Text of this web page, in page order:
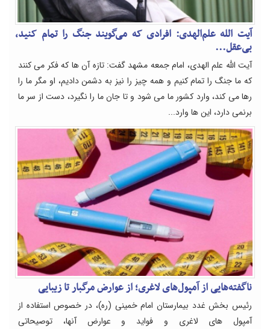
آیت الله علم‌الهدی: افرادی که می‌گویند جنگ را تمام کنید،
بی‌عقل...
آیت الله علم الهدی، امام جمعه مشهد گفت: تازه آن ها که فکر می کنند
که ما جنگ را تمام کنیم و همه چیز را نیز به دشمن دادیم، او مگر ما را
رها می کند، وارد کشور ما می شود و تا جان ما را نگیرد، دست از سر ما
برنمی دارد، این ها وارد...
ناگفته‌هایی از آمپول‌های لاغری؛ از عوارض مرگبار تا زیبایی
رئیس بخش غدد بیمارستان امام خمینی (ره)، در خصوص استفاده از
آمپول های لاغری و فواید و عوارض آنها، توصیحاتی